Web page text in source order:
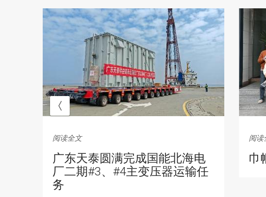
阅读全文
广东天泰圆满完成国能北海电
厂二期#3、#4主变压器运输任
务
阅读
巾